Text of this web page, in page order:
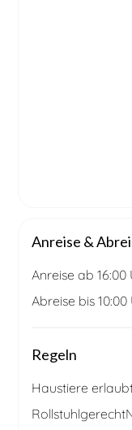
Anreise &
Anreise ab 16:00
Abreise bis 10:00
Regeln
Haustiere
Rollstuhlgerecht